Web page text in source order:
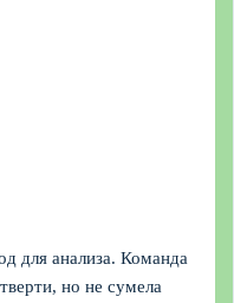
для анализа. Команда
но не сумела